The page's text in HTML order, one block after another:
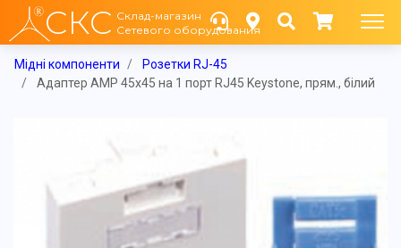
СКС Склад-магазин
Сетевого оборудования
Мідні компоненти
Розетки RJ-45
Адаптер AMP 45x45 на 1 порт RJ45 Keystone, прям., білий